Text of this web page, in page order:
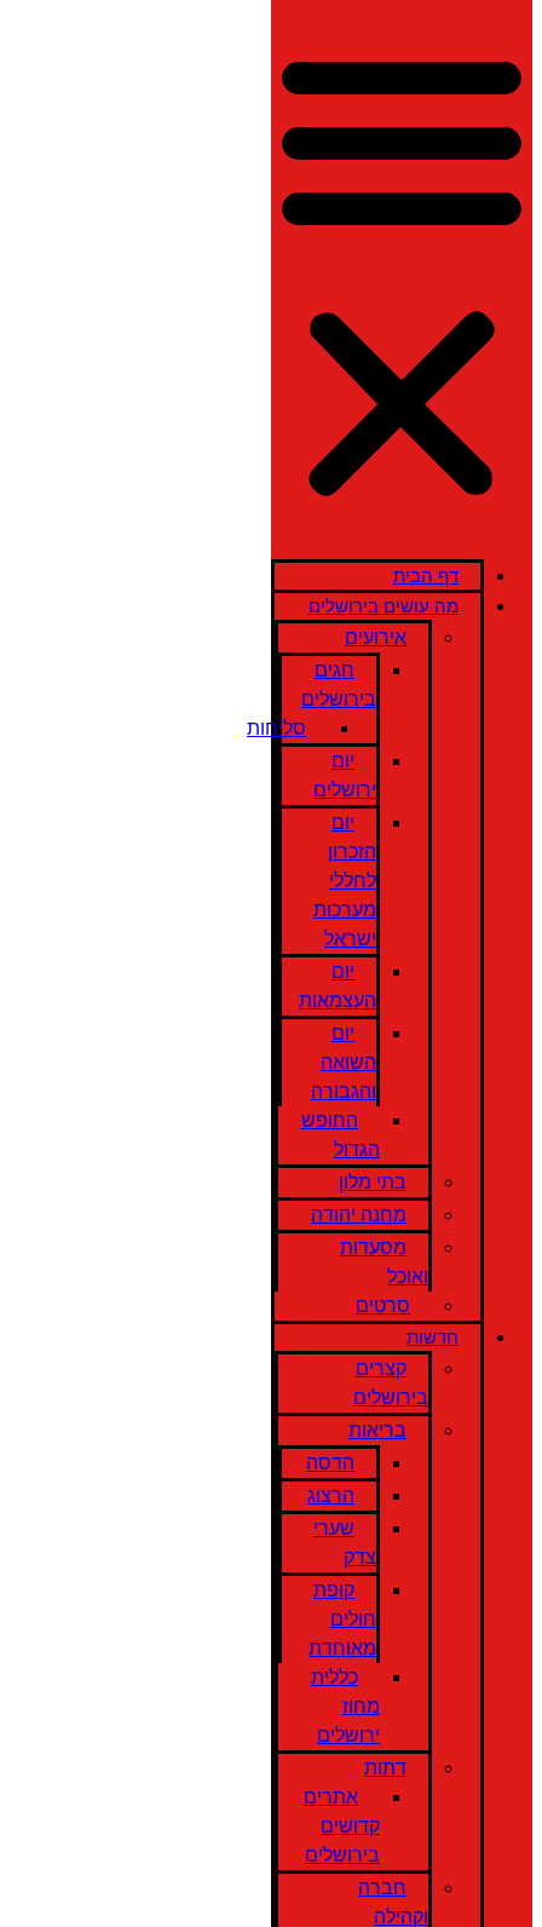
דף הבית
מה עושים בירושלים
אירועים
חגים
בירושלים
סליחות
יום
ירושלים
יום
הזכרון
לחללי
מערכות
ישראל
יום
העצמאות
יום
השואה
והגבורה
החופש
הגדול
בתי מלון
מחנה יהודה
מסעדות
ואוכל
סרטים
חדשות
קצרים
בירושלים
בריאות
הדסה
הרצוג
שערי
צדק
קופת
חולים
מאוחדת
כללית
מחוז
ירושלים
דתות
אתרים
קדושים
בירושלים
חברה
וקהילה